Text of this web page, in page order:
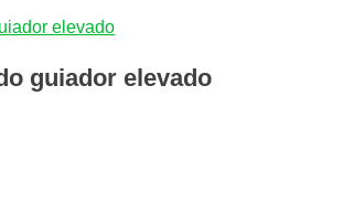
elevado
guiador elevado